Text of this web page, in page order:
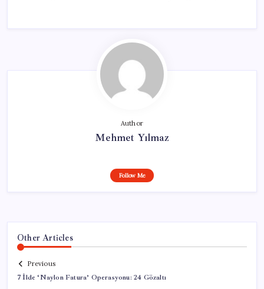
Author
Mehmet Yılmaz
Follow Me
Other Articles
Previous
7 İlde ‘Naylon Fatura’ Operasyonu: 24 Gözaltı